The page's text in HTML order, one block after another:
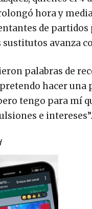
hora y
de
avanza
palabras de
hacer una
tengo para mí
e intereses”.